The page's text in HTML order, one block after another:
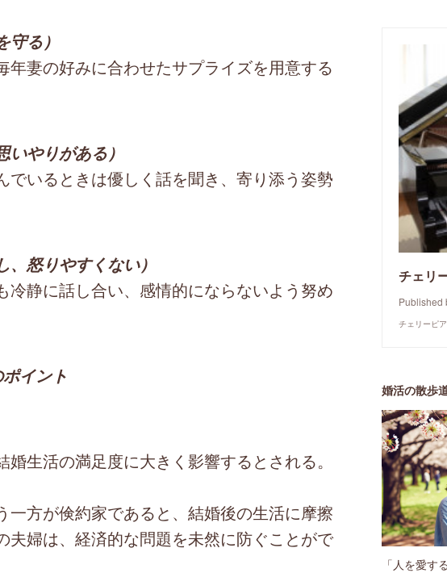
る）
妻の好みに合わせたサプライズを用意する
やりがある）
いるときは優しく話を聞き、寄り添う姿勢
怒りやすくない）
静に話し合い、感情的にならないよう努め
イント
生活の満足度に大きく影響するとされる。
方が倹約家であると、結婚後の生活に摩擦
夫婦は、経済的な問題を未然に防ぐことがで
チェリ
Published
チェリーピ
婚活の散歩
「人を愛す